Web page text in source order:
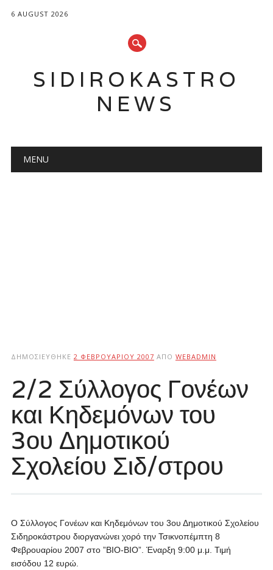
6 AUGUST 2026
SIDIROKASTRO
NEWS
Main menu
MENU
ΔΗΜΟΣΙΕΎΘΗΚΕ 2 ΦΕΒΡΟΥΑΡΊΟΥ 2007 ΑΠΌ WEBADMIN
2/2 Σύλλογος Γονέων
και Κηδεμόνων του
3ου Δημοτικού
Σχολείου Σιδ/στρου
Ο Σύλλογος Γονέων και Κηδεμόνων του 3ου Δημοτικού Σχολείου
Σιδηροκάστρου διοργανώνει χορό την Τσικνοπέμπτη 8
Φεβρουαρίου 2007 στο ”ΒΙΟ-ΒΙΟ”. Έναρξη 9:00 μ.μ. Τιμή
εισόδου 12 ευρώ.